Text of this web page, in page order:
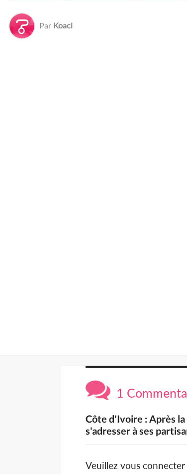
Par Koaci
1
Côte d'Ivoire : Après
s'adresser à ses
Veuillez vous